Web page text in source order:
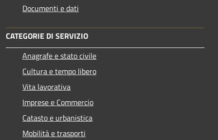
Documenti e dati
CATEGORIE DI SERVIZIO
Anagrafe e stato civile
Cultura e tempo libero
Vita lavorativa
Imprese e Commercio
Catasto e urbanistica
Mobilità e trasporti